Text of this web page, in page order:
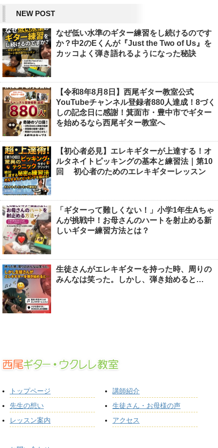
NEW POST
なぜ低い水準のギター練習をし続けるのです
か？中2のEくんが『Just the Two of Us』を
カッコよく弾き語れるようになった秘訣
【令和8年8月8日】西尾ギター教室公式
YouTubeチャンネル登録者880人達成！8づく
しの記念日に感謝！箕面市・豊中市でギター
を始めるなら西尾ギター教室へ
【初心者必見】エレキギターが上達する！オ
ルタネイトピッキングの基本と練習法｜第10
回 初心者のためのエレキギターレッスン
「ギターって難しくない！」小学1年生Aちゃ
んが挑戦中！お母さんのハートを射止める新
しいギター練習方法とは？
生徒さんがエレキギターを持った時、周りの
みんなは笑った。しかし、弾き始めると…
トップページ
先生の想い
レッスン案内
講師紹介
生徒さん・お母様の声
アクセス